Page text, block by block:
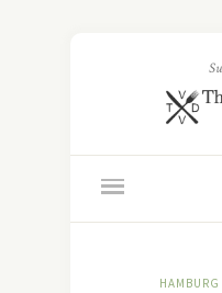
HAMBURG